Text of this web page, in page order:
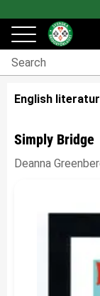
Menu
English
Simply Bridge
Deanna